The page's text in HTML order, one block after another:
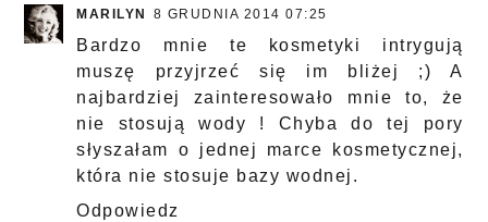
MARILYN 8 GRUDNIA 2014 07:25
Bardzo mnie te kosmetyki intrygują
muszę przyjrzeć się im bliżej ;) A
najbardziej zainteresowało mnie to, że
nie stosują wody ! Chyba do tej pory
słyszałam o jednej marce kosmetycznej,
która nie stosuje bazy wodnej.
Odpowiedz